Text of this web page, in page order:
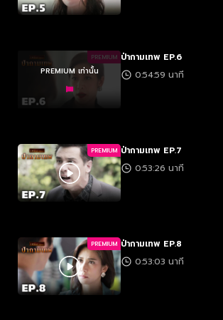
PREMIUM
PREMIUM เท่านั้น
ป่ากามเทพ EP.6
0:54:59 นาที
PREMIUM ป่ากามเทพ EP.7
0:53:26 นาที
PREMIUM ป่ากามเทพ EP.8
0:53:03 นาที